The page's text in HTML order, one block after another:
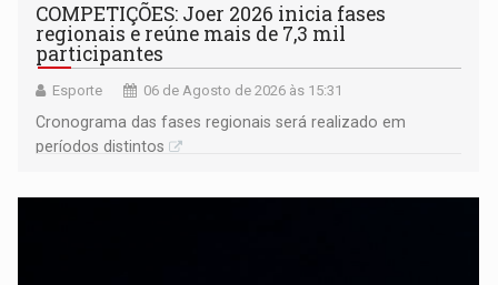
COMPETIÇÕES: Joer 2026 inicia fases
regionais e reúne mais de 7,3 mil
participantes
Esporte 06 de Agosto de 2026 às 15:31
Cronograma das fases regionais será realizado em
períodos distintos